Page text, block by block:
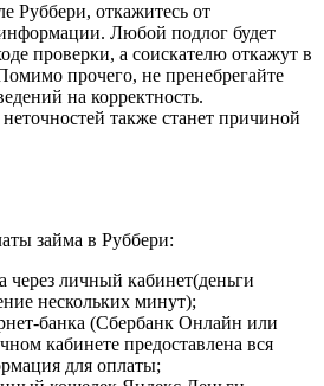
Руббери, откажитесь от
Любой подлог будет
проверки, а соискателю откажут в
прочего, не пренебрегайте
на корректность.
также станет причиной
займа в Руббери:
через личный кабинет(деньги
нескольких минут);
банка (Сбербанк Онлайн или
кабинете предоставлена вся
для оплаты;